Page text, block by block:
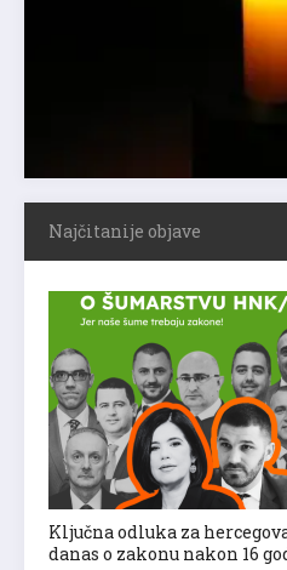
Najčitanije objave
Ključna odluka za
danas o zakonu nakon 16